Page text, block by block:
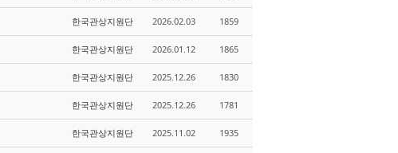
한국관상지원단 2026.02.03 1859
한국관상지원단 2026.01.12 1865
한국관상지원단 2025.12.26 1830
한국관상지원단 2025.12.26 1781
한국관상지원단 2025.11.02 1935